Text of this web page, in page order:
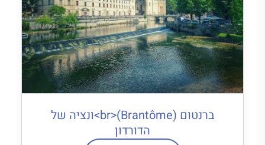
ברנטום (Brantôme)<br>ונציה של
הדורדון